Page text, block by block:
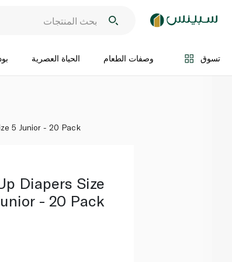
تسوق وصفات الطعام الحياة العصرية
اضف الى السلة
5 Junior - 20 Pack
Diapers Size
- 20 Pack